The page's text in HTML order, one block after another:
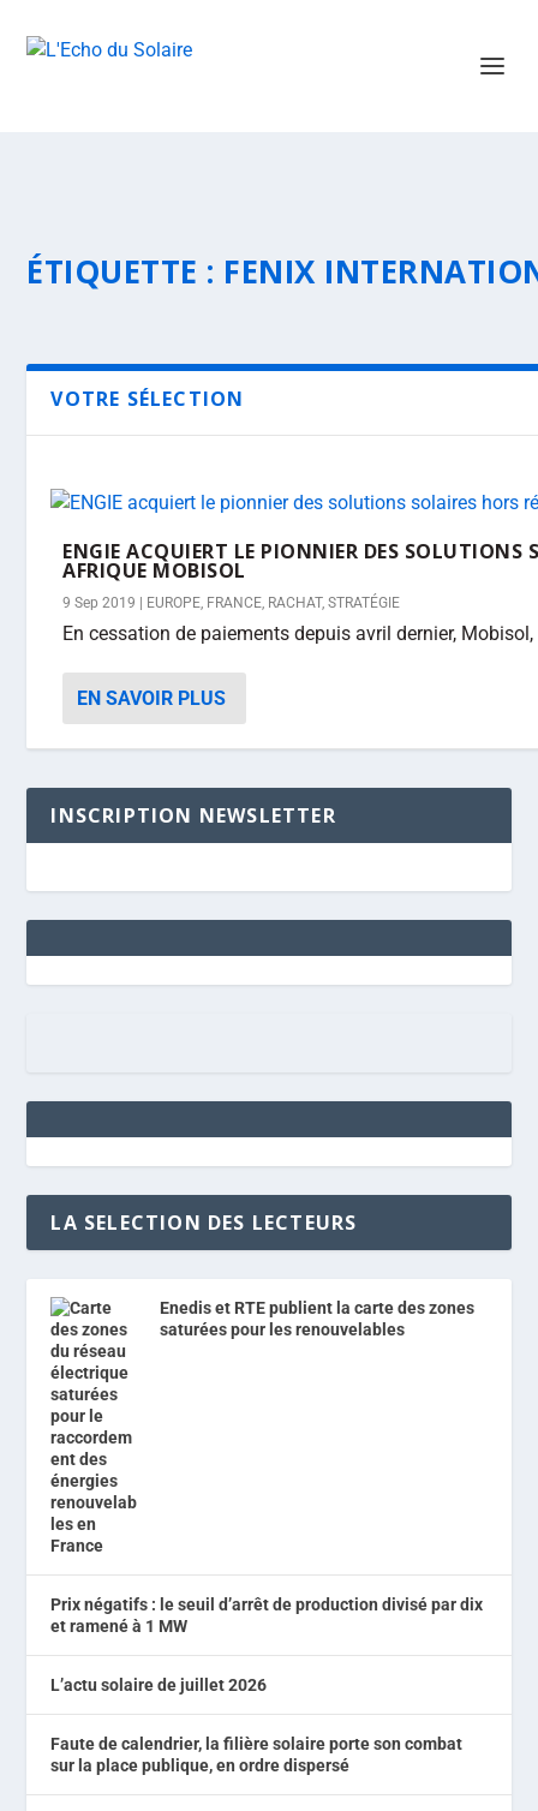
ÉTIQUETTE : FENIX
VOTRE SÉLECTION
ENGIE ACQUIERT LE PIONNIER DES SOLUTIONS
AFRIQUE MOBISOL
9 Sep 2019 EUROPE, FRANCE, RACHAT,STRATÉGIE
En cessation de paiements depuis avril dernier,
EN SAVOIR PLUS
INSCRIPTION NEWSLETTER
LA SELECTION DES LECTEURS
Enedis et RTE publient la carte des zones
saturées pour les renouvelables
Prix négatifs : le seuil d’arrêt de production divisé par dix
et ramené à 1 MW
L’actu solaire de juillet 2026
Faute de calendrier, la filière solaire porte son combat
sur la place publique, en ordre dispersé